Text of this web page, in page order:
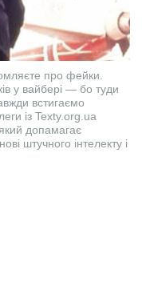
про фейки.
у вайбері — бо туди
встигаємо
із Texty.org.ua
допамагає
штучного інтелекту і